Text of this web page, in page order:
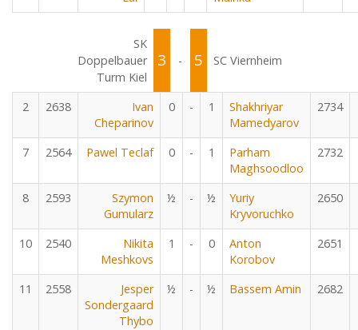
SK
Doppelbauer
Turm Kiel
3 - 5 SC Viernheim
2 2638
Ivan
Cheparinov
0 - 1
Shakhriyar
Mamedyarov
2734
7 2564 Pawel Teclaf 0 - 1
Parham
Maghsoodloo
2732
8 2593
Szymon
Gumularz
½ - ½
Yuriy
Kryvoruchko
2650
10 2540
Nikita
Meshkovs
1 - 0
Anton
Korobov
2651
11 2558
Jesper
Sondergaard
Thybo
½ - ½ Bassem Amin 2682